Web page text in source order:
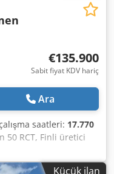
€135.900
Sabit fiyat KDV hariç
Ara
saatleri: 17.770
50 RCT, Finli üretici
elleçleme
‘malzeme
Küçük ilan